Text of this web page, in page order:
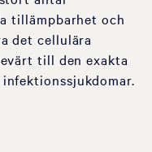
tillämpbarhet och
det cellulära
till den exakta